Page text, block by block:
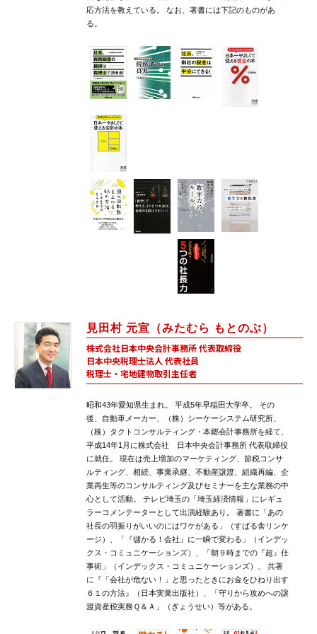
応方法を教えている。 なお、著書には下記のものがあ
る。
見田村 元宣（みたむら もとのぶ）
株式会社日本中央会計事務所 代表取締役
日本中央税理士法人 代表社員
税理士・宅地建物取引主任者
昭和43年愛知県生まれ。 平成5年早稲田大学卒。 その
後、自動車メーカー、（株）シーケーシステム研究所、
（株）タクトコンサルティング・本郷会計事務所を経て、
平成14年1月に株式会社 日本中央会計事務所 代表取締役
に就任。 現在は売上増加のマーケティング、節税コンサ
ルティング、相続、事業承継、不動産譲渡、組織再編、企
業再生等のコンサルティング及びセミナーを主な業務の中
心として活動。 テレビ埼玉の「埼玉経済情報」にレギュ
ラーコメンテーターとして出演経験あり。 著書に「あの
社長の羽振りがいいのにはワケがある」（すばる舎リンケ
ージ）、「『儲かる！会社』に一瞬で変わる」（インデッ
クス・コミュニケーションズ）、「朝９時までの『超』仕
事術」（インデックス・コミュニケーションズ）、 共著
に『「会社が危ない！」と思ったときにお金をひねり出す
６１の方法』（日本実業出版社）、「守りから攻めへの譲
渡資産税実務Ｑ＆Ａ」（ぎょうせい）等がある。